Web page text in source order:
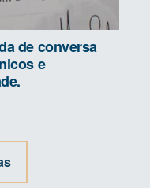
de conversa
e